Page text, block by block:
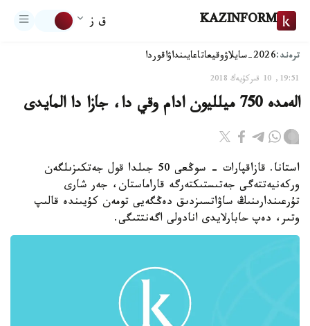
KAZINFORM ق ز
ترەند:2026-سايلاۋ وقيعاتاعايىنداۋاقوردا
19:51, 10 قىركۇيەك 2018
الەمدە 750 ميلليون ادام وقي دا، جازا دا المايدى
استانا. قازاقپارات - سوڭعى 50 جىلدا قول جەتكىزىلگەن
وركەنيەتتەگى جەتىستىكتەرگە قاراماستان، جەر شارى
تۇرعىندارىنىڭ ساۋاتسىزدىق دەڭگەيى تومەن كۇيىندە قالىپ
وتىر، دەپ حابارلايدى انادولى اگەنتتىگى.